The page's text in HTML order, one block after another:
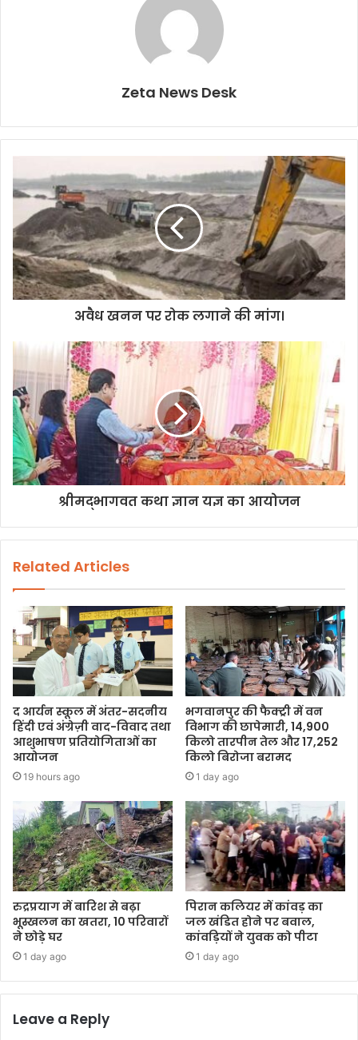
Zeta News Desk
अवैध खनन पर रोक लगाने की मांग।
श्रीमद्भागवत कथा ज्ञान यज्ञ का आयोजन
Related Articles
द आर्यन स्कूल में अंतर-सदनीय
हिंदी एवं अंग्रेज़ी वाद-विवाद तथा
आशुभाषण प्रतियोगिताओं का
आयोजन
19 hours ago
भगवानपुर की फैक्ट्री में वन
विभाग की छापेमारी, 14,900
किलो तारपीन तेल और 17,252
किलो बिरोजा बरामद
1 day ago
रुद्रप्रयाग में बारिश से बढ़ा
भूस्खलन का खतरा, 10 परिवारों
ने छोड़े घर
1 day ago
पिरान कलियर में कांवड़ का
जल खंडित होने पर बवाल,
कांवड़ियों ने युवक को पीटा
1 day ago
Leave a Reply